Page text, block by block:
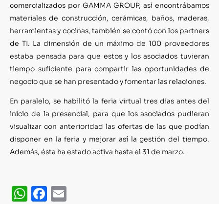
comercializados por GAMMA GROUP, así encontrábamos
materiales de construcción, cerámicas, baños, maderas,
herramientas y cocinas, también se contó con los partners
de TI. La dimensión de un máximo de 100 proveedores
estaba pensada para que estos y los asociados tuvieran
tiempo suficiente para compartir las oportunidades de
negocio que se han presentado y fomentar las relaciones.
En paralelo, se habilitó la feria virtual tres días antes del
inicio de la presencial, para que los asociados pudieran
visualizar con anterioridad las ofertas de las que podían
disponer en la feria y mejorar así la gestión del tiempo.
Además, ésta ha estado activa hasta el 31 de marzo.
WhatsApp
Facebook